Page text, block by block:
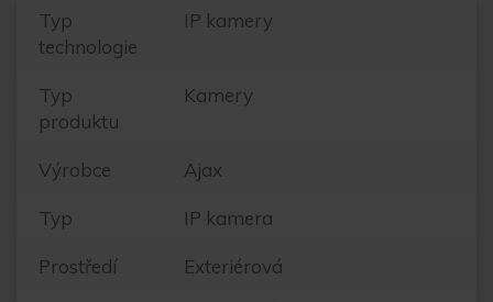
Typ
technologie
IP kamery
Typ
produktu
Kamery
Výrobce Ajax
Typ IP kamera
Prostředí Exteriérová